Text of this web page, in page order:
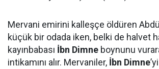
Mervani emirini kalleşçe öldüren
küçük bir odada iken, belki de halvet
kayınbabası İbn Dimne boynunu
intikamını alır. Mervaniler, İbn Dimne